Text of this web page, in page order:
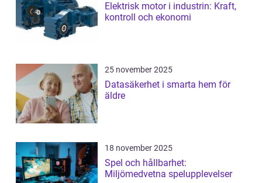
Elektrisk motor i industrin: Kraft,
kontroll och ekonomi
25 november 2025
Datasäkerhet i smarta hem för
äldre
18 november 2025
Spel och hållbarhet:
Miljömedvetna spelupplevelser